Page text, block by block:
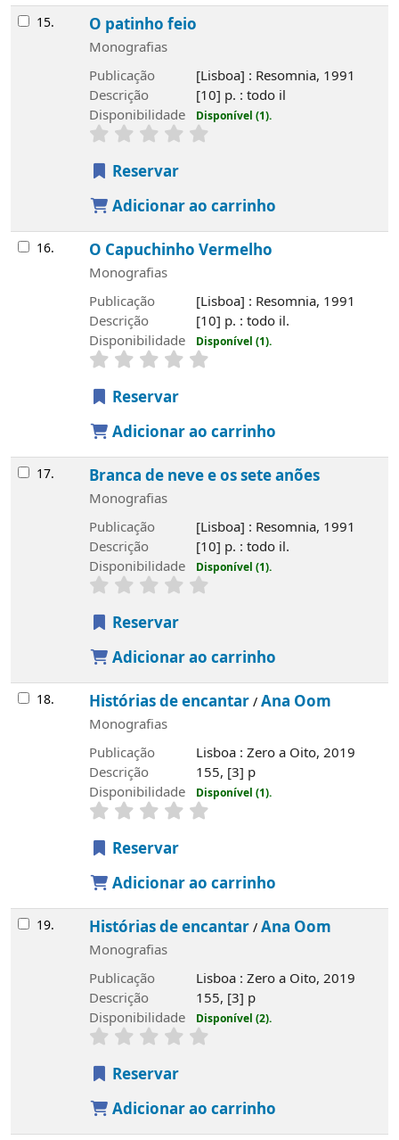
15. O patinho feio
Monografias
Publicação
[Lisboa] : Resomnia, 1991
Descrição
[10] p. : todo il
Disponibilidade
Disponível (1).
Reservar
Adicionar ao carrinho
16. O Capuchinho Vermelho
Monografias
Publicação
[Lisboa] : Resomnia, 1991
Descrição
[10] p. : todo il.
Disponibilidade
Disponível (1).
Reservar
Adicionar ao carrinho
17. Branca de neve e os sete anões
Monografias
Publicação
[Lisboa] : Resomnia, 1991
Descrição
[10] p. : todo il.
Disponibilidade
Disponível (1).
Reservar
Adicionar ao carrinho
18. Histórias de encantar/Ana Oom
Monografias
Publicação
Lisboa : Zero a Oito, 2019
Descrição
155, [3] p
Disponibilidade
Disponível (1).
Reservar
Adicionar ao carrinho
19. Histórias de encantar/Ana Oom
Monografias
Publicação
Lisboa : Zero a Oito, 2019
Descrição
155, [3] p
Disponibilidade
Disponível (2).
Reservar
Adicionar ao carrinho